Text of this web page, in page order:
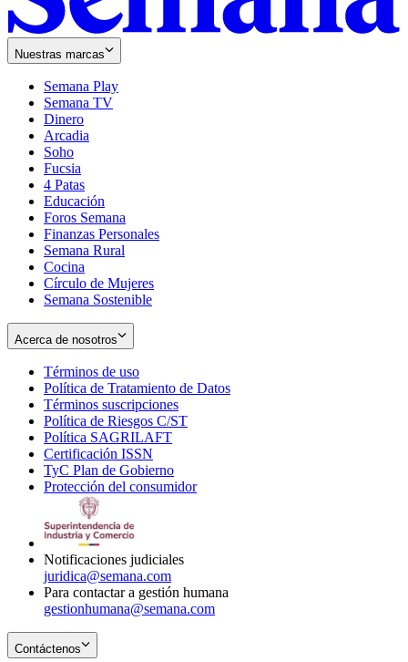
Nuestras marcas
Semana Play
Semana TV
Dinero
Arcadia
Soho
in
new
window
Fucsia
in
new
window
4 Patas
Educación
Foros Semana
Finanzas Personales
Semana Rural
Cocina
Círculo de Mujeres
Semana Sostenible
Acerca de nosotros
Términos de uso
in
new
window
Política de Tratamiento de Datos
Términos suscripciones
in
Política de Riesgos C/ST
Política SAGRILAFT
new
window
Certificación ISSN
in
new
TyC Plan de Gobierno
in
Protección del consumidorOpens
Notificaciones judiciales
juridica@semana.com
Para contactar a gestión humana
gestionhumana@semana.com
Contáctenos